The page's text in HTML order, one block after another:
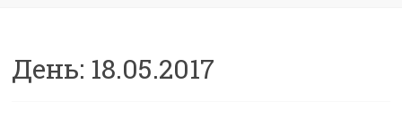
День: 18.05.2017